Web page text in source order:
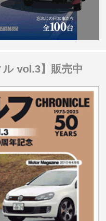
ル vol.3】販売中